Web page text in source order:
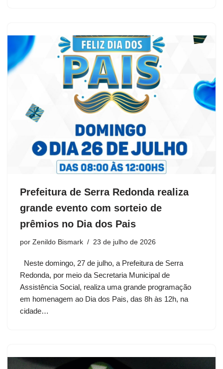
Prefeitura de Serra Redonda realiza
grande evento com sorteio de
prêmios no Dia dos Pais
por Zenildo Bismark 23 de julho de 2026
Neste domingo, 27 de julho, a Prefeitura de Serra
Redonda, por meio da Secretaria Municipal de
Assistência Social, realiza uma grande programação
em homenagem ao Dia dos Pais, das 8h às 12h, na
cidade…